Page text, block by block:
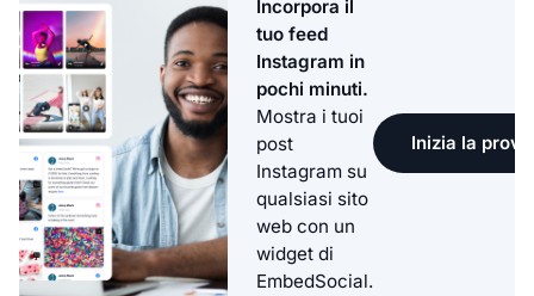
Incorpora il
tuo feed
Instagram in
pochi minuti.
Mostra i tuoi
post
Instagram su
qualsiasi sito
web con un
widget di
EmbedSocial.
Inizia la